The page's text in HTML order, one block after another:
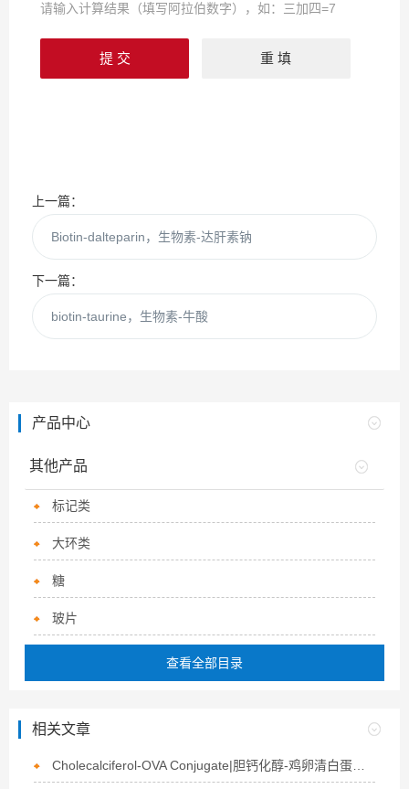
请输入计算结果（填写阿拉伯数字），如：三加四=7
上一篇：
Biotin-dalteparin，生物素-达肝素钠
下一篇：
biotin-taurine，生物素-牛酸
产品中心
其他产品
标记类
大环类
糖
玻片
查看全部目录
相关文章